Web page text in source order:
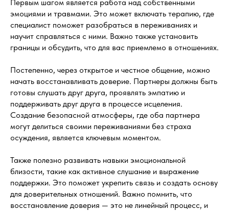
Первым шагом является работа над собственными
эмоциями и травмами. Это может включать терапию, где
специалист поможет разобраться в переживаниях и
научит справляться с ними. Важно также установить
границы и обсудить, что для вас приемлемо в отношениях.
Постепенно, через открытое и честное общение, можно
начать восстанавливать доверие. Партнеры должны быть
готовы слушать друг друга, проявлять эмпатию и
поддерживать друг друга в процессе исцеления.
Создание безопасной атмосферы, где оба партнера
могут делиться своими переживаниями без страха
осуждения, является ключевым моментом.
Также полезно развивать навыки эмоциональной
близости, такие как активное слушание и выражение
поддержки. Это поможет укрепить связь и создать основу
для доверительных отношений. Важно помнить, что
восстановление доверия — это не линейный процесс, и